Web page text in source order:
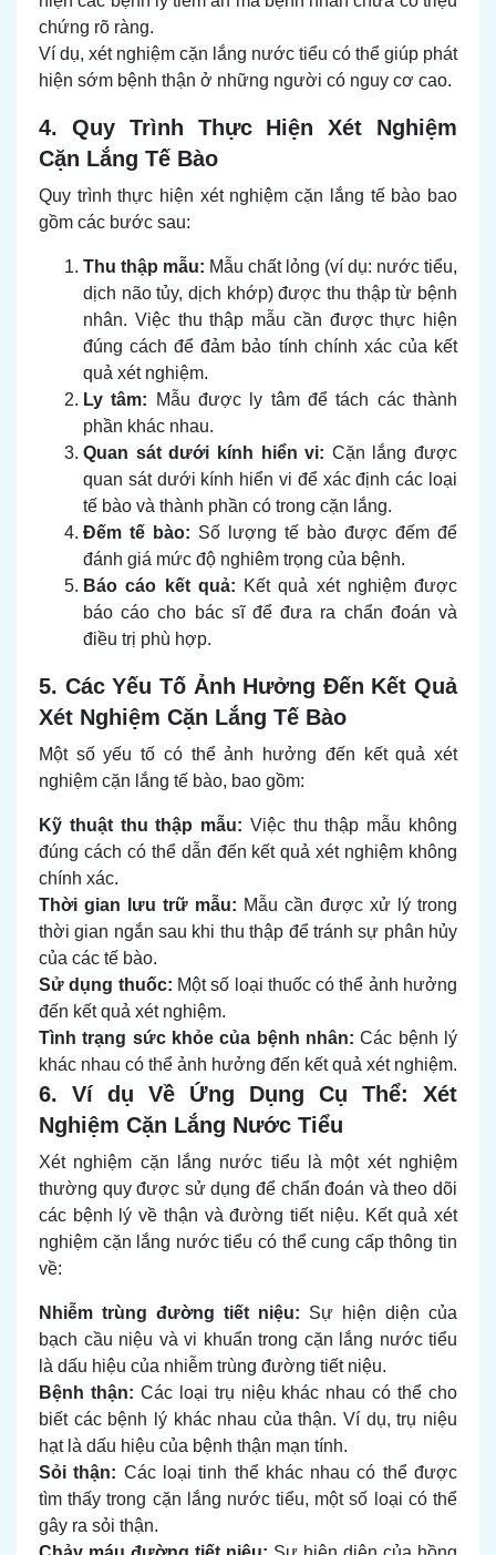
chứng rõ ràng.
Ví dụ, xét nghiệm cặn lắng nước tiểu có thể giúp phát
hiện sớm bệnh thận ở những người có nguy cơ cao.
4. Quy Trình Thực Hiện Xét Nghiệm
Cặn Lắng Tế Bào
Quy trình thực hiện xét nghiệm cặn lắng tế bào bao
gồm các bước sau:
Thu thập mẫu: Mẫu chất lỏng (ví dụ: nước tiểu,
dịch não tủy, dịch khớp) được thu thập từ bệnh
nhân. Việc thu thập mẫu cần được thực hiện
đúng cách để đảm bảo tính chính xác của kết
quả xét nghiệm.
Ly tâm: Mẫu được ly tâm để tách các thành
phần khác nhau.
Quan sát dưới kính hiển vi: Cặn lắng được
quan sát dưới kính hiển vi để xác định các loại
tế bào và thành phần có trong cặn lắng.
Đếm tế bào: Số lượng tế bào được đếm để
đánh giá mức độ nghiêm trọng của bệnh.
Báo cáo kết quả: Kết quả xét nghiệm được
báo cáo cho bác sĩ để đưa ra chẩn đoán và
điều trị phù hợp.
5. Các Yếu Tố Ảnh Hưởng Đến Kết Quả
Xét Nghiệm Cặn Lắng Tế Bào
Một số yếu tố có thể ảnh hưởng đến kết quả xét
nghiệm cặn lắng tế bào, bao gồm:
Kỹ thuật thu thập mẫu: Việc thu thập mẫu không
đúng cách có thể dẫn đến kết quả xét nghiệm không
chính xác.
Thời gian lưu trữ mẫu: Mẫu cần được xử lý trong
thời gian ngắn sau khi thu thập để tránh sự phân hủy
của các tế bào.
Sử dụng thuốc: Một số loại thuốc có thể ảnh hưởng
đến kết quả xét nghiệm.
Tình trạng sức khỏe của bệnh nhân: Các bệnh lý
khác nhau có thể ảnh hưởng đến kết quả xét nghiệm.
6. Ví dụ Về Ứng Dụng Cụ Thể: Xét
Nghiệm Cặn Lắng Nước Tiểu
Xét nghiệm cặn lắng nước tiểu là một xét nghiệm
thường quy được sử dụng để chẩn đoán và theo dõi
các bệnh lý về thận và đường tiết niệu. Kết quả xét
nghiệm cặn lắng nước tiểu có thể cung cấp thông tin
về:
Nhiễm trùng đường tiết niệu: Sự hiện diện của
bạch cầu niệu và vi khuẩn trong cặn lắng nước tiểu
là dấu hiệu của nhiễm trùng đường tiết niệu.
Bệnh thận: Các loại trụ niệu khác nhau có thể cho
biết các bệnh lý khác nhau của thận. Ví dụ, trụ niệu
hạt là dấu hiệu của bệnh thận mạn tính.
Sỏi thận: Các loại tinh thể khác nhau có thể được
tìm thấy trong cặn lắng nước tiểu, một số loại có thể
gây ra sỏi thận.